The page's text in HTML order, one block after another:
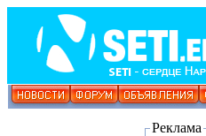
Реклама